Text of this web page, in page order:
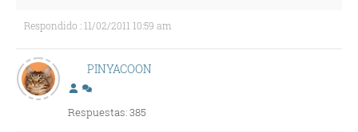
Respondido : 11/02/2011 10:59 am
PINYACOON
Respuestas: 385